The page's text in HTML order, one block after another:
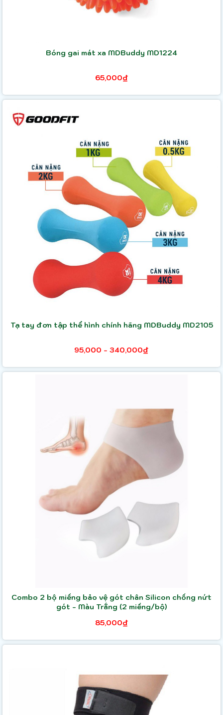
Bóng gai mát xa MDBuddy MD1224
65,000₫
Tạ tay đơn tập thể hình chính hãng MDBuddy MD2105
95,000 - 340,000₫
Combo 2 bộ miếng bảo vệ gót chân Silicon chống nứt
gót - Màu Trắng (2 miếng/bộ)
85,000₫